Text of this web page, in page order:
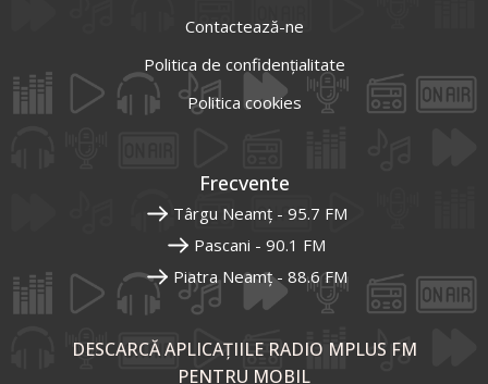
Contactează-ne
Politica de confidențialitate
Politica cookies
Frecvente
Târgu Neamț - 95.7 FM
Pascani - 90.1 FM
Piatra Neamț - 88.6 FM
DESCARCĂ APLICAȚIILE RADIO MPLUS FM
PENTRU MOBIL